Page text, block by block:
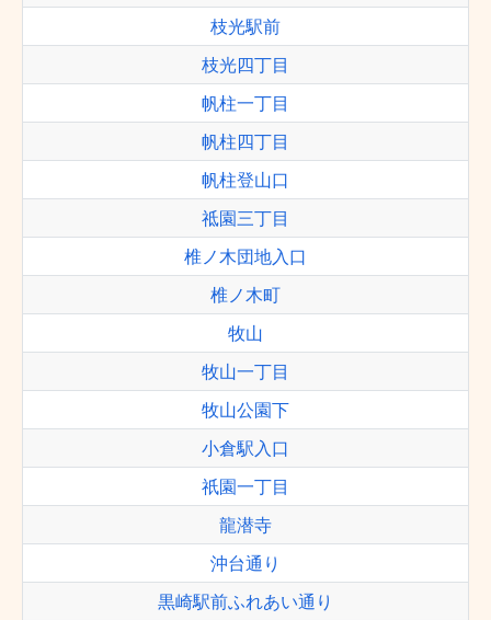
枝光駅前
枝光四丁目
帆柱一丁目
帆柱四丁目
帆柱登山口
祗園三丁目
椎ノ木団地入口
椎ノ木町
牧山
牧山一丁目
牧山公園下
小倉駅入口
祇園一丁目
龍潜寺
沖台通り
黒崎駅前ふれあい通り